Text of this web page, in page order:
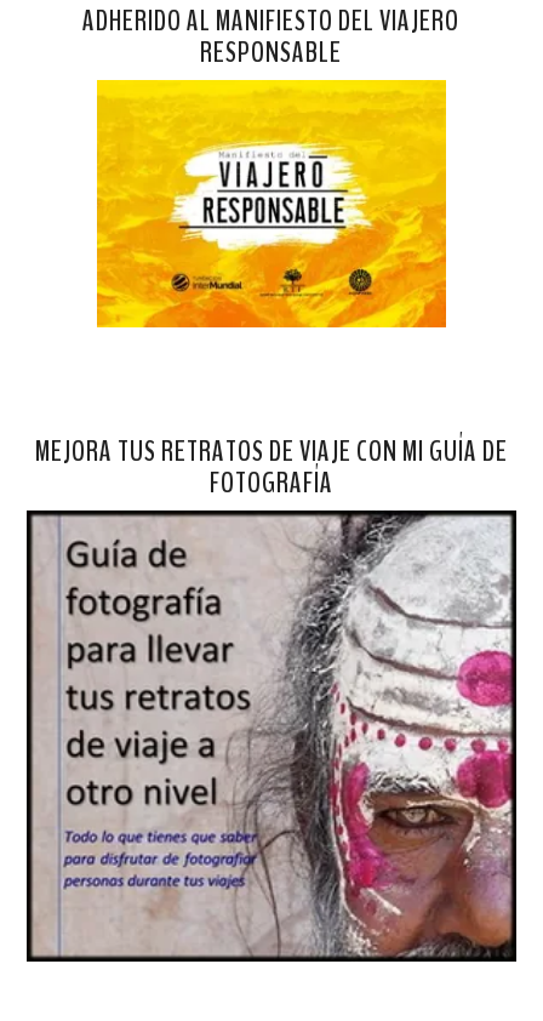
ADHERIDO AL MANIFIESTO DEL VIAJERO
RESPONSABLE
MEJORA TUS RETRATOS DE VIAJE CON MI GUÍA DE
FOTOGRAFÍA